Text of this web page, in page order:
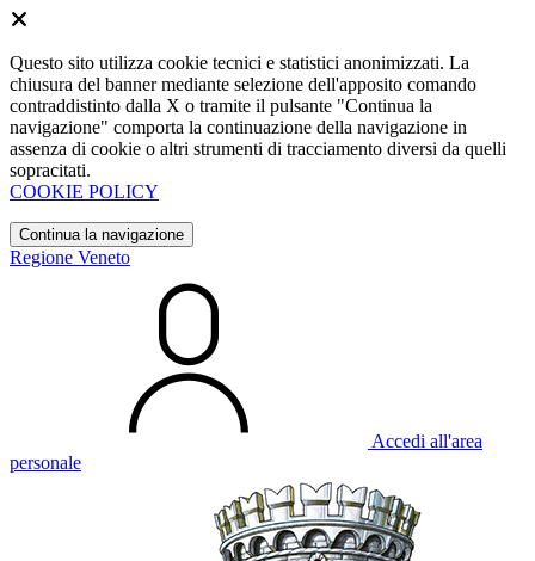
Questo sito utilizza cookie tecnici e statistici anonimizzati. La
chiusura del banner mediante selezione dell'apposito comando
contraddistinto dalla X o tramite il pulsante "Continua la
navigazione" comporta la continuazione della navigazione in
assenza di cookie o altri strumenti di tracciamento diversi da quelli
sopracitati.
COOKIE POLICY
Continua la navigazione
Regione Veneto
Accedi all'area
personale